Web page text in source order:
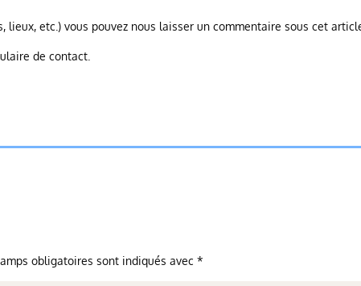
lieux, etc.) vous pouvez nous laisser un commentaire sous cet
de contact.
obligatoires sont indiqués avec*